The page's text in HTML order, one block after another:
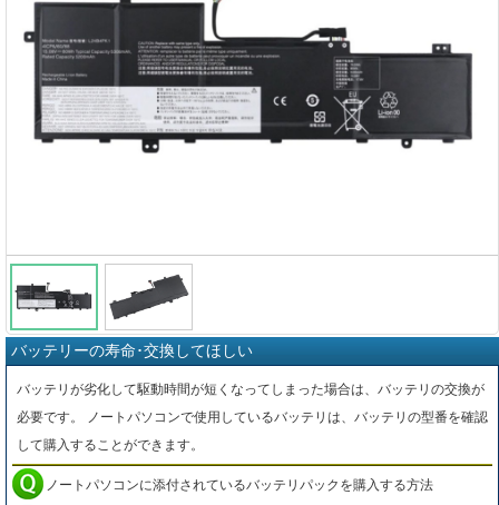
バッテリーの寿命･交換してほしい
バッテリが劣化して駆動時間が短くなってしまった場合は、バッテリの交換が
必要です。 ノートパソコンで使用しているバッテリは、バッテリの型番を確認
して購入することができます。
ノートパソコンに添付されているバッテリパックを購入する方法